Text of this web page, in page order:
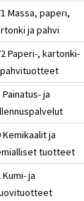
Massa, paperi,
ja pahvi
Paperi-, kartonki-
Painatus- ja
Kemikaalit ja
tuotteet
Kumi- ja